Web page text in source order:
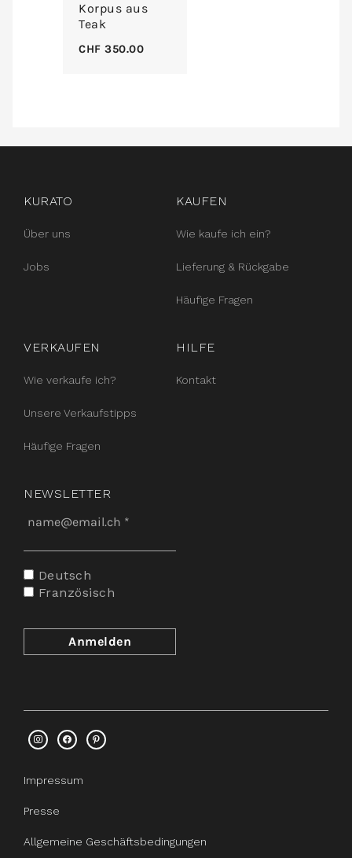
Korpus aus
Teak
CHF 350.00
KURATO
Über uns
Jobs
KAUFEN
Wie kaufe ich ein?
Lieferung & Rückgabe
Häufige Fragen
VERKAUFEN
Wie verkaufe ich?
Unsere Verkaufstipps
Häufige Fragen
HILFE
Kontakt
NEWSLETTER
Deutsch
Französisch
instagram
facebook
Impressum
Presse
Allgemeine Geschäftsbedingungen